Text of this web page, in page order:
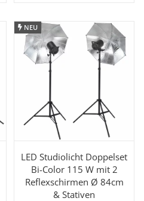
NEU
NEU
LED Studiolicht Doppelset
Bi-Color 115 W mit 2
Reflexschirmen Ø 84cm
& Stativen